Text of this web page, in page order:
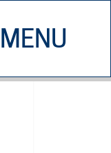
MENU
CHI SIAMO